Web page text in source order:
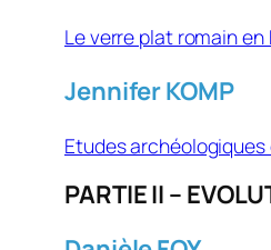
Le verre plat romain en
Jennifer KOMP
Etudes
PARTIE II –